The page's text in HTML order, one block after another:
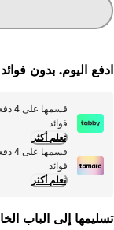
ادفع اليوم. بدون فوائد
قسمها على 4 دفعات شهرية بقيمة
فوائد
تعلم أكثر
قسمها على 4 دفعات شهرية بقيمة
فوائد
تعلم أكثر
تسليمها إلى الباب